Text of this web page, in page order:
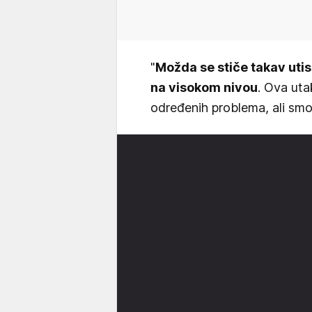
"Možda se stiče takav
na visokom nivou. Ova
određenih problema, ali